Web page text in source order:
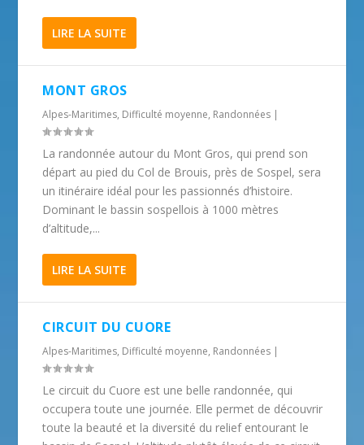
LIRE LA SUITE
MONT GROS
Alpes-Maritimes, Difficulté moyenne, Randonnées |
La randonnée autour du Mont Gros, qui prend son
départ au pied du Col de Brouis, près de Sospel, sera
un itinéraire idéal pour les passionnés d’histoire.
Dominant le bassin sospellois à 1000 mètres
d’altitude,...
LIRE LA SUITE
CIRCUIT DU CUORE
Alpes-Maritimes, Difficulté moyenne, Randonnées |
Le circuit du Cuore est une belle randonnée, qui
occupera toute une journée. Elle permet de découvrir
toute la beauté et la diversité du relief entourant le